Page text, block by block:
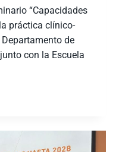
“Capacidades
práctica clínico-
de
con la Escuela